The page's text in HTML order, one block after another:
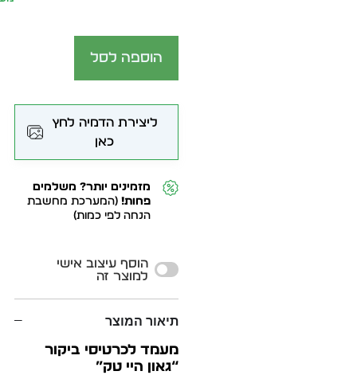
הוספה לסל
ליצירת הדמיה לחץ
כאן
מזמינים יותר? משלמים
פחות! (המערכת מחשבת
הנחה לפי כמות)
הוסף עיצוב אישי
למוצר זה
תיאור המוצר
מעמד לכרטיסי ביקור
“גאון היי טק”